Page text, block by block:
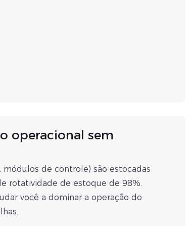
operacional sem
módulos de controle) são estocadas
rotatividade de estoque de 98%.
você a dominar a operação do